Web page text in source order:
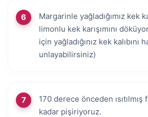
Margarinle yağladığımız kek
limonlu kek karışımını
için yağladığınız kek kalıbını
unlayabilirsiniz)
170 derece önceden ısıtılmış
kadar pişiriyoruz.